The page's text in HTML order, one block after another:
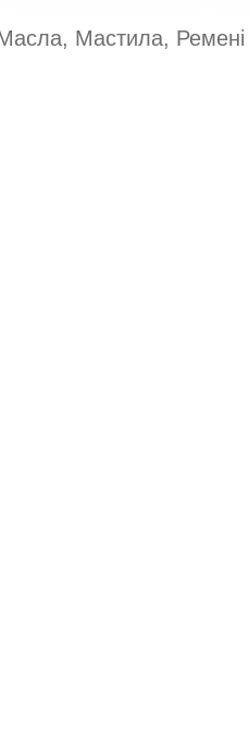
Мастила, Ремені